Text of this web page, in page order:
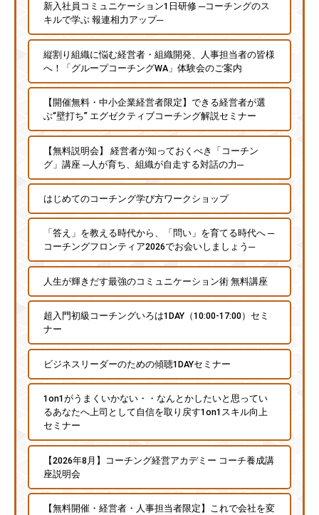
新入社員コミュニケーション1日研修 ─コーチングのス
キルで学ぶ 報連相力アップ─
縦割り組織に悩む経営者・組織開発、人事担当者の皆様
へ！「グループコーチングWA」体験会のご案内
【開催無料・中小企業経営者限定】できる経営者が選
ぶ“壁打ち” エグゼクティブコーチング解説セミナー
【無料説明会】 経営者が知っておくべき「コーチン
グ」講座 ─人が育ち、組織が自走する対話の力─
はじめてのコーチング学び方ワークショップ
「答え」を教える時代から、「問い」を育てる時代へ ─
コーチングフロンティア2026でお会いしましょう─
人生が輝きだす最強のコミュニケーション術 無料講座
超入門初級コーチングいろは1DAY（10:00-17:00）セミ
ナー
ビジネスリーダーのための傾聴1DAYセミナー
1on1がうまくいかない・・なんとかしたいと思ってい
るあなたへ上司として自信を取り戻す1on1スキル向上
セミナー
【2026年8月】コーチング経営アカデミー コーチ養成講
座説明会
【無料開催・経営者・人事担当者限定】これで会社を変